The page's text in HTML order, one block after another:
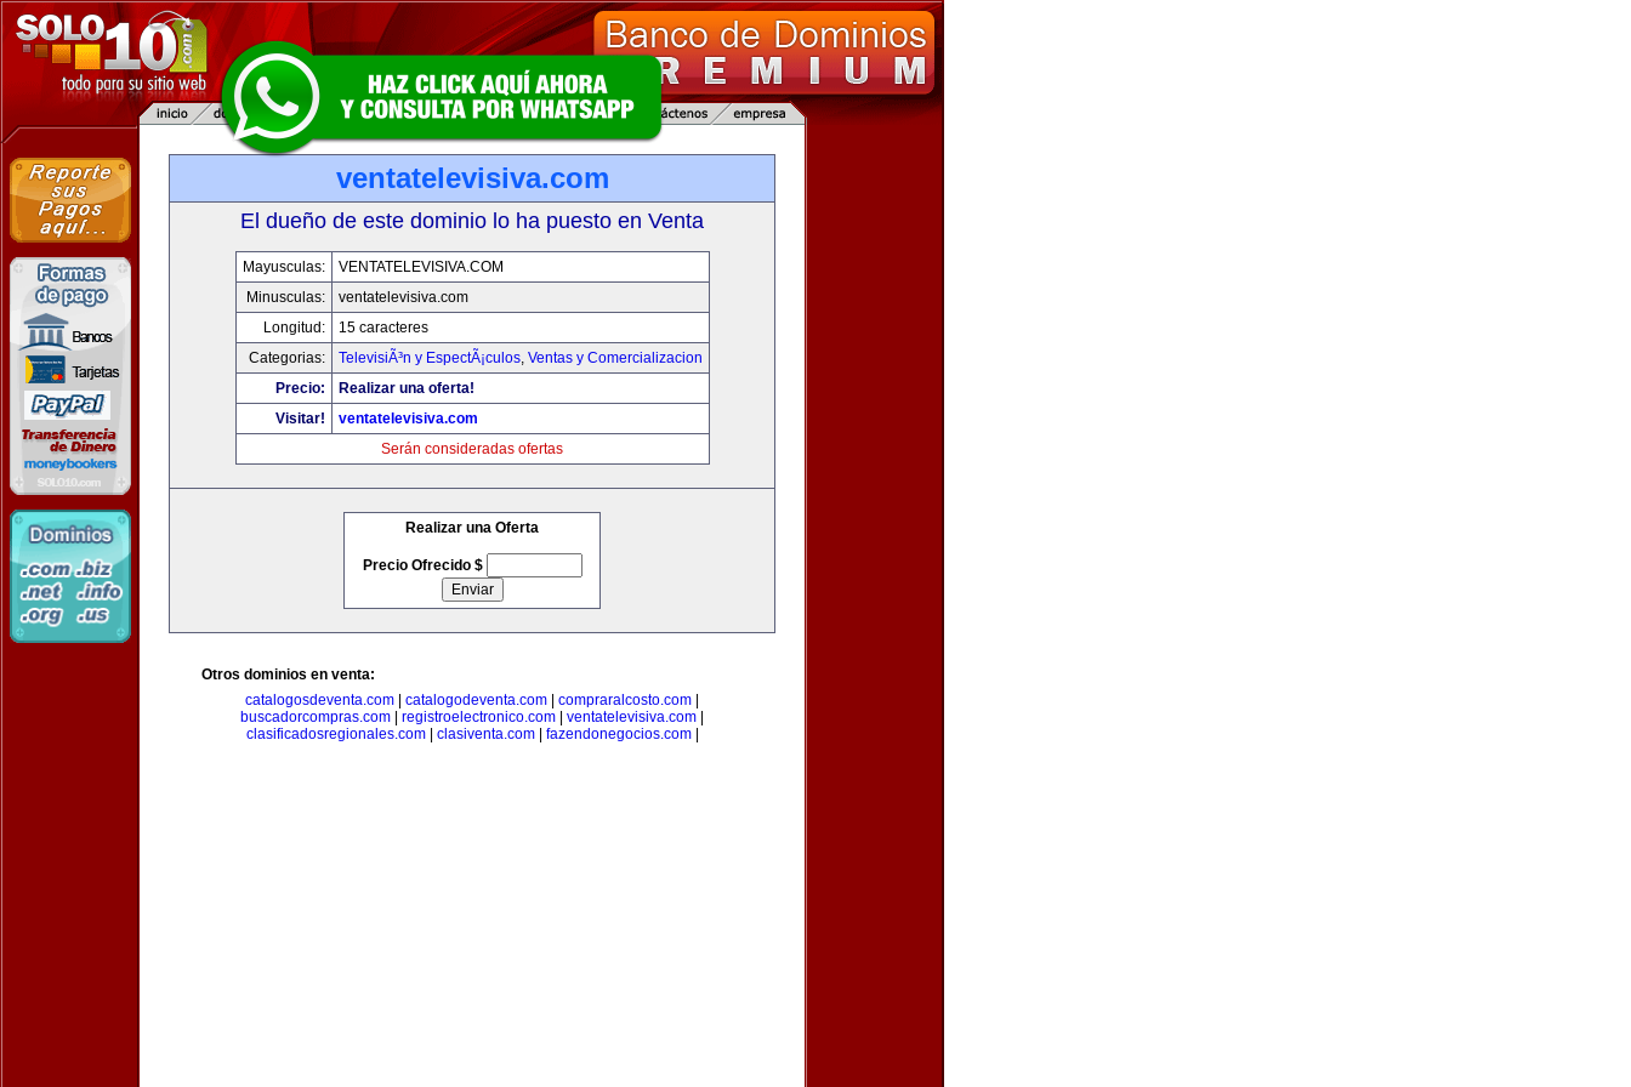
ventatelevisiva.com
El dueño de este dominio lo ha puesto en Venta
Mayusculas:
VENTATELEVISIVA.COM
Minusculas:
ventatelevisiva.com
Longitud:
15 caracteres
Categorias:
TelevisiÃ³n y EspectÃ¡culos, Ventas y Comercializacion
Precio:
Realizar una oferta!
Visitar!
ventatelevisiva.com
Serán consideradas ofertas
Realizar una Oferta
Precio Ofrecido $
Otros dominios en venta:
catalogosdeventa.com
catalogodeventa.com compraralcosto.com
buscadorcompras.com
registroelectronico.com ventatelevisiva.com
clasificadosregionales.com| clasiventa.com| fazendonegocios.com|